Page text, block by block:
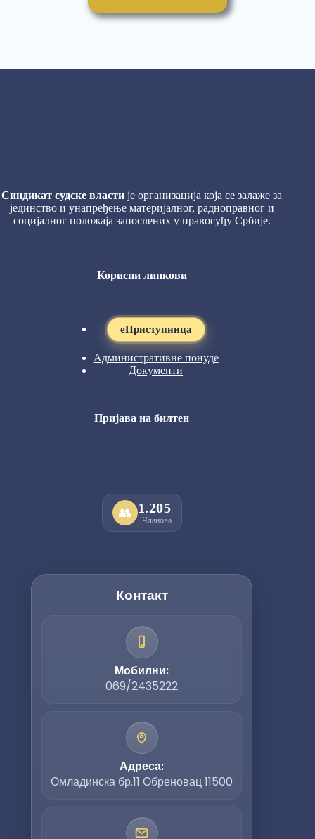
Синдикат судске власти је организација која се залаже за
јединство и унапређење материјалног, радноправног и
социјалног положаја запослених у правосуђу Србије.
Корисни линкови
eПриступница
Административне понуде
Документи
Пријава на билтен
👥 1.205
Чланова
Контакт
Мобилни:
069/2435222
Адреса:
Омладинска бр.11 Обреновац 11500